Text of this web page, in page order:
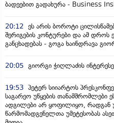
ბადეებით გადახურა - Business
20:12 ეს არის ბოროტი
შერიგების კონტურები და ამ დროს
განცხადებას - გოგა ხაინდრავა
20:05 გიორგი ჭიღლაძის
19:53 პეტერ სიიარტოს
საგარეო უწყების თანამშრომლები
ადგილები არ ყოფილიყო, რადგან
წარმომადგენელთა უმეტესობას